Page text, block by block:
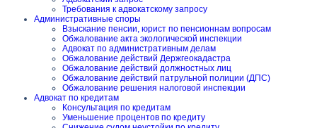
Требования к адвокатскому запросу
Административные споры
Взыскание пенсии, юрист по пенсионнам вопросам
Обжалование акта экологической инспекции
Адвокат по административным делам
Обжалование действий Держгеокадастра
Обжалование действий должностных лиц
Обжалование действий патрульной полиции (ДПС)
Обжалование решения налоговой инспекции
Адвокат по кредитам
Консультация по кредитам
Уменьшение процентов по кредиту